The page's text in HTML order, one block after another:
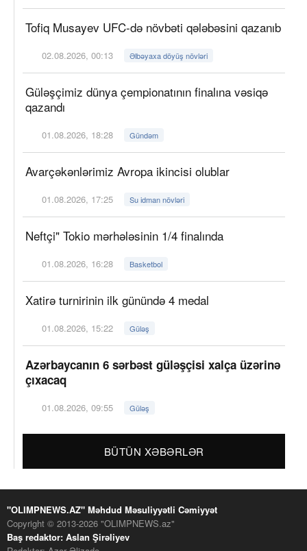
Tofiq Musayev UFC-də növbəti qələbəsini qazanıb
02.08.2026, 00:13 Əlbəyaxa döyüş növləri
Güləşçimiz dünya çempionatının finalına vəsiqə
qazandı
01.08.2026, 18:28 Gündəm
Avarçəkənlərimiz Avropa ikincisi olublar
01.08.2026, 17:25 Su idman növləri
Neftçi" Tokio mərhələsinin 1/4 finalında
01.08.2026, 16:28 Basketbol
Xatirə turnirinin ilk günündə 4 medal
01.08.2026, 15:22 Güləş
Azərbaycanın 6 sərbəst güləşçisi xalça üzərinə
çıxacaq
01.08.2026, 09:55 Güləş
BÜTÜN XƏBƏRLƏR
"OLIMPNEWS.AZ" Məhdud Məsuliyyətli Cəmiyyət
Copyright © 2013-2026 "OLIMPNEWS.az"
Baş redaktor: Aslan Şirəliyev